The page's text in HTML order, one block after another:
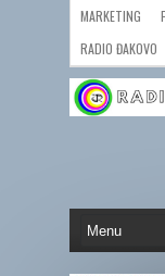
MARKETING
RADIO ĐAKOVO